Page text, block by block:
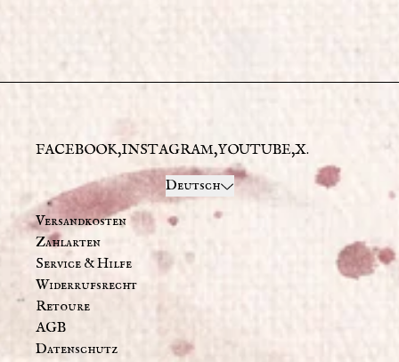
FACEBOOK INSTAGRAM YOUTUBE X
Deutsch
Absenden
Versandkosten
Zahlarten
Service & Hilfe
Widerrufsrecht
Retoure
AGB
Datenschutz